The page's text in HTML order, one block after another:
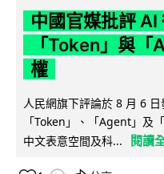
中國官媒批評
「Token」與
權
人民網旗下評論於 8 月 6
「Token」、「Agent」及
中文表意空間及科...
閱讀